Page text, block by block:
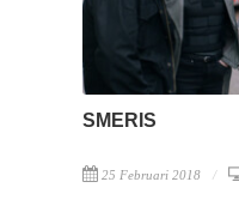
SMERIS
25 Februari 2018